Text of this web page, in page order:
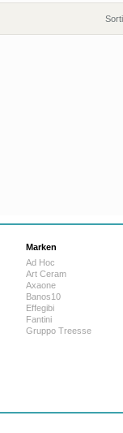
Marken
Ad Hoc
Art Ceram
Axaone
Banos10
Effegibi
Fantini
Gruppo Treesse